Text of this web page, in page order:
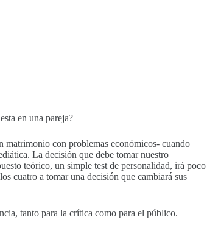
en una pareja?
matrimonio con problemas económicos- cuando
La decisión que debe tomar nuestro
teórico, un simple test de personalidad, irá poco
cuatro a tomar una decisión que cambiará sus
tanto para la crítica como para el público.